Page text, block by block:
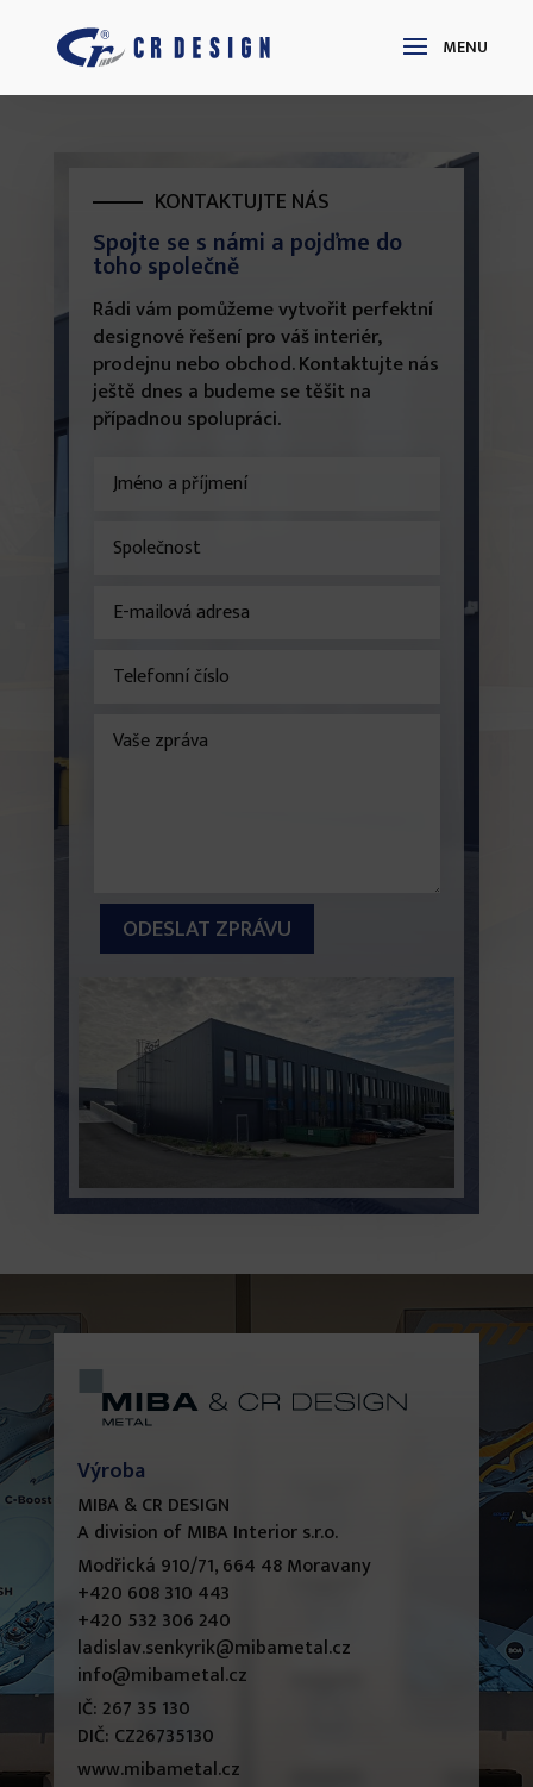
KONTAKTUJTE NÁS
Spojte se s námi a pojďme do
toho společně
Rádi vám pomůžeme vytvořit perfektní
designové řešení pro váš interiér,
prodejnu nebo obchod. Kontaktujte nás
ještě dnes a budeme se těšit na
případnou spolupráci.
ODESLAT ZPRÁVU
Výroba
MIBA & CR DESIGN
A division of MIBA Interior s.r.o.
Modřická 910/71, 664 48 Moravany
+420 608 310 443
+420 532 306 240
ladislav.senkyrik@mibametal.cz
info@mibametal.cz
IČ: 267 35 130
DIČ: CZ26735130
www.mibametal.cz